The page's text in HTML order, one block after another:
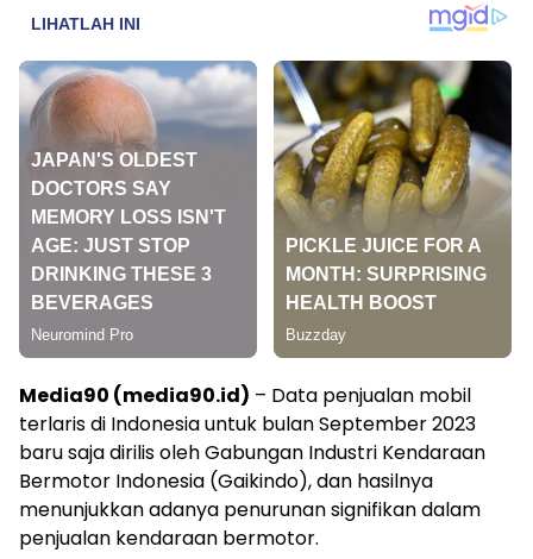
Media90 (media90.id) – Data penjualan mobil
terlaris di Indonesia untuk bulan September 2023
baru saja dirilis oleh Gabungan Industri Kendaraan
Bermotor Indonesia (Gaikindo), dan hasilnya
menunjukkan adanya penurunan signifikan dalam
penjualan kendaraan bermotor.